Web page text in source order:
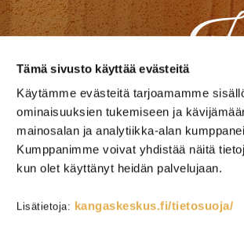
Tämä sivusto käyttää evästeitä
Käytämme evästeitä tarjoamamme
ominaisuuksien tukemiseen ja
mainosalan ja analytiikka-alan
Kumppanimme voivat yhdistää näitä
kun olet käyttänyt heidän palvelujaan.
Lisätietoja: kangaskeskus.fi/tietosuoja/
Verhoilukankaat Julkitilakankaat